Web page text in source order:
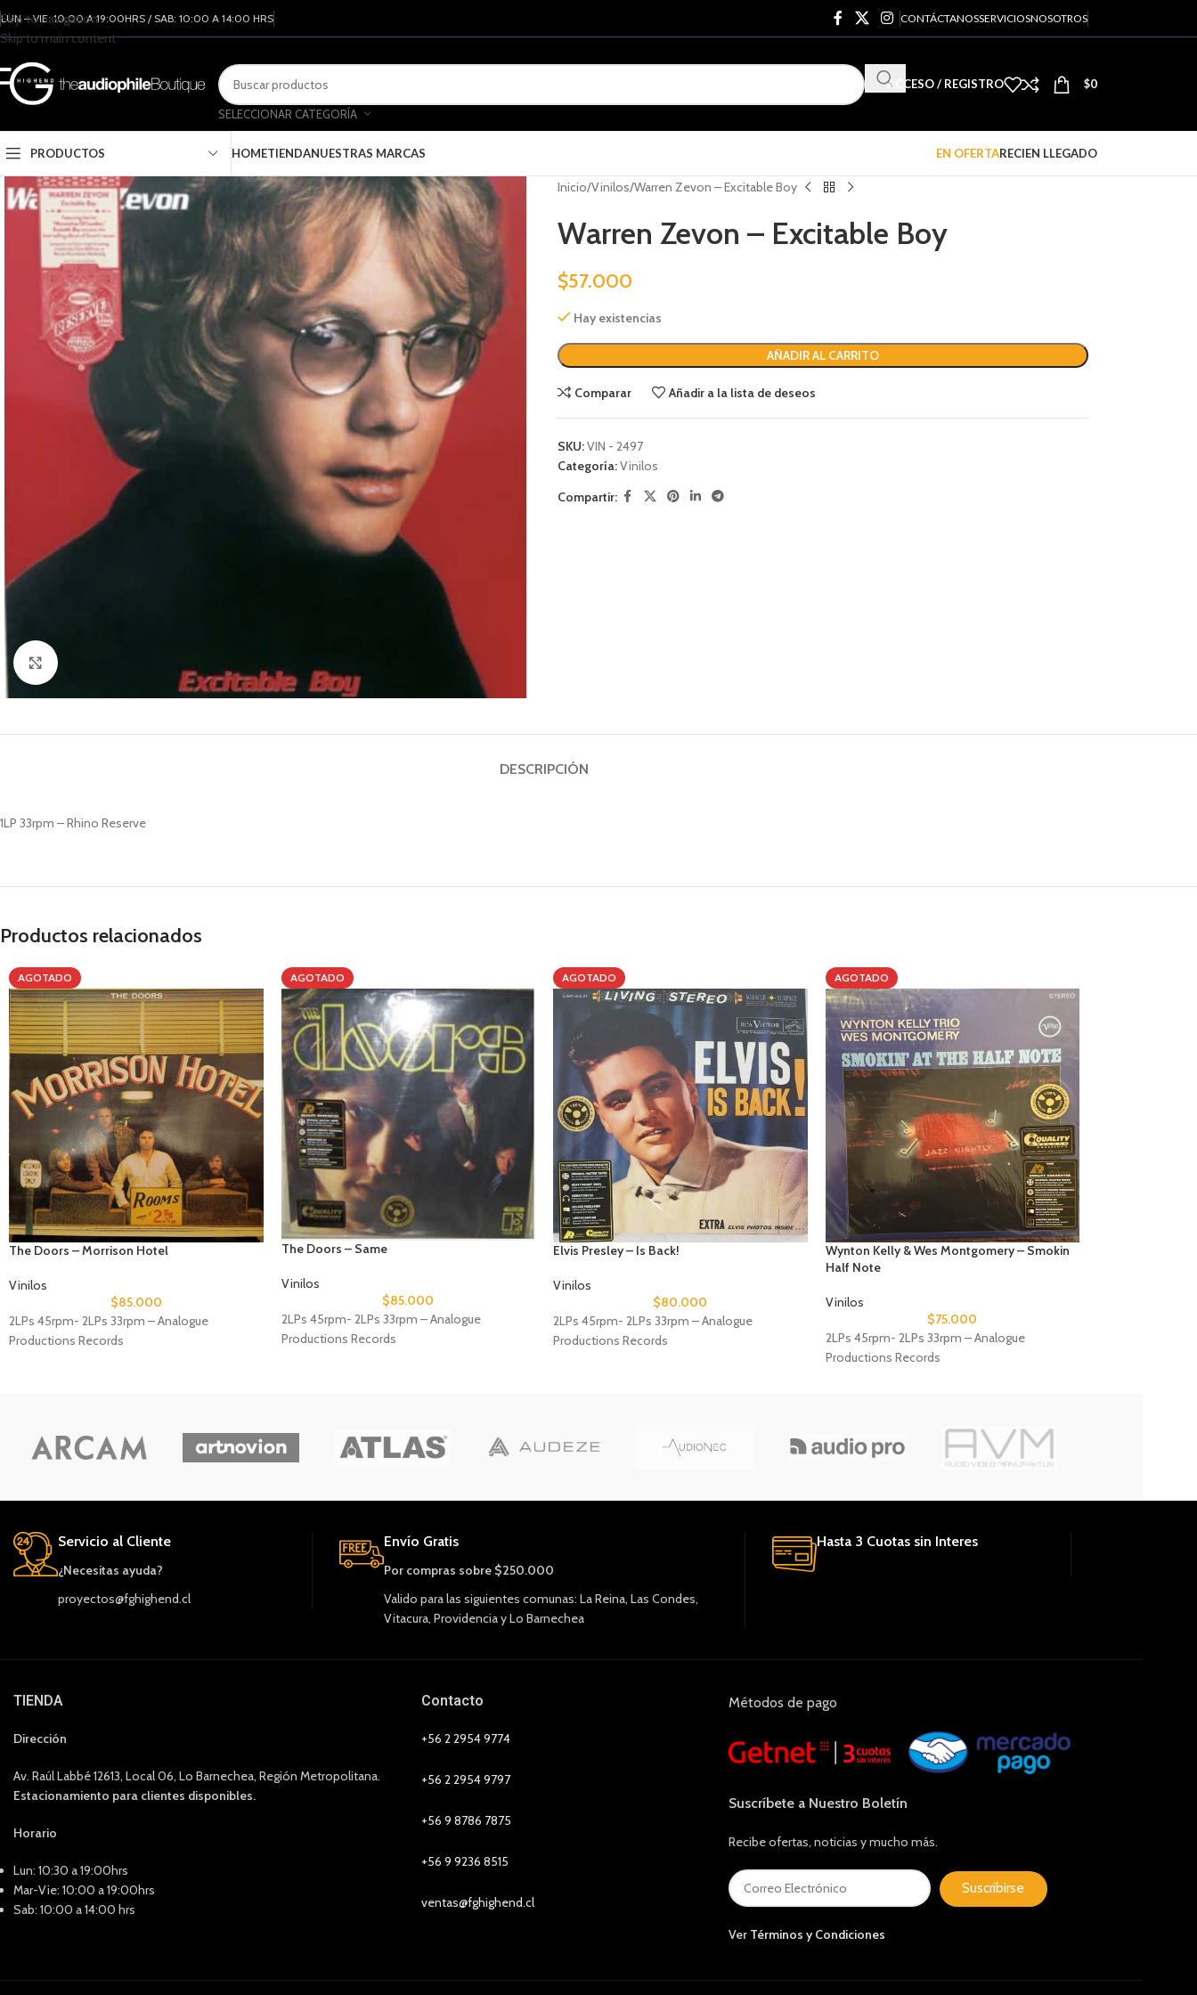
Skip to navigation
Skip to main content
LUN – VIE: 10:00 A 19:00HRS / SAB: 10:00 A 14:00 HRS CONTÁCTANOSSERVICIOSNOSOTROS
SELECCIONAR CATEGORÍA
ACCESO / REGISTRO $0
PRODUCTOS HOMETIENDANUESTRAS MARCAS EN OFERTARECIEN LLEGADO
Inicio Vinilos Warren Zevon – Excitable Boy
Warren Zevon – Excitable Boy
$57.000
Hay existencias
AÑADIR AL CARRITO
Comparar Añadir a la lista de deseos
SKU:VIN - 2497
Categoría:Vinilos
Compartir:
DESCRIPCIÓN
1LP 33rpm – Rhino Reserve
Productos relacionados
AGOTADO
The Doors – Morrison Hotel
Vinilos
$85.000
2LPs 45rpm- 2LPs 33rpm – Analogue
Productions Records
AGOTADO
The Doors – Same
Vinilos
$85.000
2LPs 45rpm- 2LPs 33rpm – Analogue
Productions Records
AGOTADO
Elvis Presley – Is Back!
Vinilos
$80.000
2LPs 45rpm- 2LPs 33rpm – Analogue
Productions Records
AGOTADO
Wynton Kelly & Wes Montgomery – Smokin
Half Note
Vinilos
$75.000
2LPs 45rpm- 2LPs 33rpm – Analogue
Productions Records
Servicio al Cliente
¿Necesitas ayuda?
proyectos@fghighend.cl
Envío Gratis
Por compras sobre $250.000
Valido para las siguientes comunas: La Reina, Las Condes,
Vitacura, Providencia y Lo Barnechea
Hasta 3 Cuotas sin Interes
TIENDA
Dirección
Av. Raúl Labbé 12613, Local 06, Lo Barnechea, Región Metropolitana.
Estacionamiento para clientes disponibles.
Horario
Lun: 10:30 a 19:00hrs
Mar-Vie: 10:00 a 19:00hrs
Sab: 10:00 a 14:00 hrs
Contacto
+56 2 2954 9774
+56 2 2954 9797
+56 9 8786 7875
+56 9 9236 8515
ventas@fghighend.cl
Métodos de pago
Suscríbete a Nuestro Boletín
Recibe ofertas, noticias y mucho más.
Suscribirse
Ver Términos y Condiciones